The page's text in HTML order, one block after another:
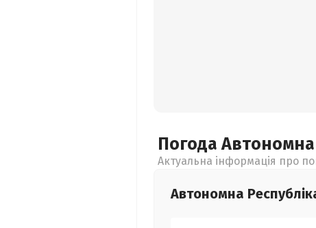
Погода
Актуальна інформація про
Автономна